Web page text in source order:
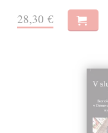
28,30 €